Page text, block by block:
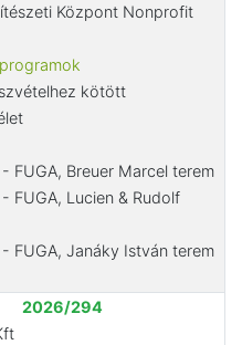
Központ Nonprofit
kötött
Breuer Marcel terem
Lucien & Rudolf
FUGA, Janáky István terem
2026/294